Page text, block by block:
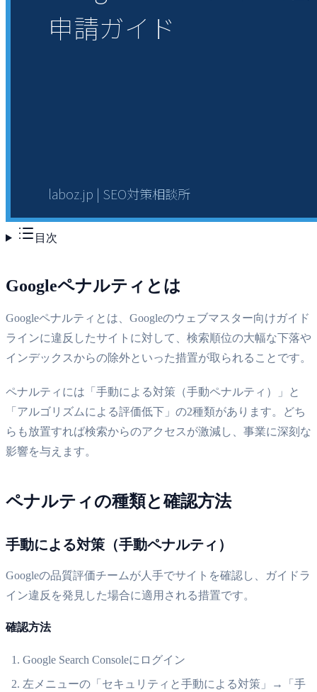
目次
Googleペナルティとは
Googleペナルティとは、Googleのウェブマスター向けガイド
ラインに違反したサイトに対して、検索順位の大幅な下落や
インデックスからの除外といった措置が取られることです。
ペナルティには「手動による対策（手動ペナルティ）」と
「アルゴリズムによる評価低下」の2種類があります。どち
らも放置すれば検索からのアクセスが激減し、事業に深刻な
影響を与えます。
ペナルティの種類と確認方法
手動による対策（手動ペナルティ）
Googleの品質評価チームが人手でサイトを確認し、ガイドラ
イン違反を発見した場合に適用される措置です。
確認方法
Google Search Consoleにログイン
左メニューの「セキュリティと手動による対策」→「手